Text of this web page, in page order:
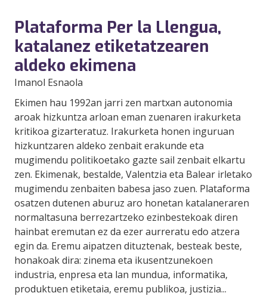
Plataforma Per la Llengua,
katalanez etiketatzearen
aldeko ekimena
Imanol Esnaola
Ekimen hau 1992an jarri zen martxan autonomia
aroak hizkuntza arloan eman zuenaren irakurketa
kritikoa gizarteratuz. Irakurketa honen inguruan
hizkuntzaren aldeko zenbait erakunde eta
mugimendu politikoetako gazte sail zenbait elkartu
zen. Ekimenak, bestalde, Valentzia eta Balear irletako
mugimendu zenbaiten babesa jaso zuen. Plataforma
osatzen dutenen aburuz aro honetan katalaneraren
normaltasuna berrezartzeko ezinbestekoak diren
hainbat eremutan ez da ezer aurreratu edo atzera
egin da. Eremu aipatzen dituztenak, besteak beste,
honakoak dira: zinema eta ikusentzunekoen
industria, enpresa eta lan mundua, informatika,
produktuen etiketaia, eremu publikoa, justizia...